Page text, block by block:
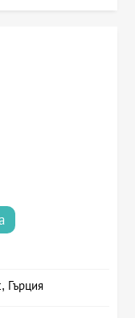
Гърция